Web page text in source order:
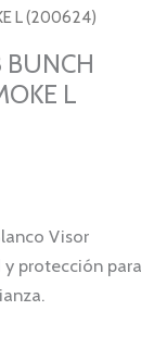
L (200624)
BUNCH
L
Visor
protección para